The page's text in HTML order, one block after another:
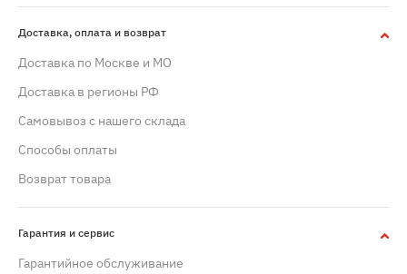
Доставка, оплата и возврат
Доставка по Москве и МО
Доставка в регионы РФ
Самовывоз с нашего склада
Способы оплаты
Возврат товара
Гарантия и сервис
Гарантийное обслуживание